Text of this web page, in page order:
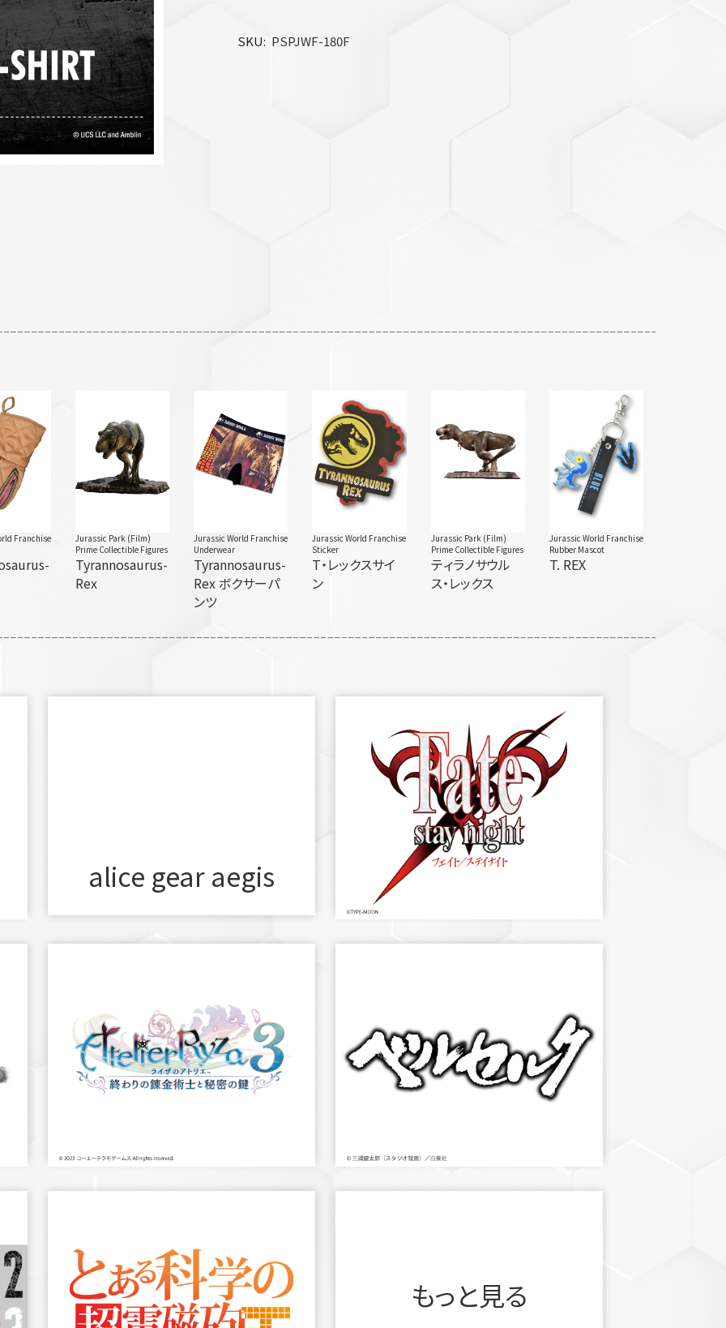
SKU PSPJWF-180F
Franchise
Jurassic Park (Film)
Prime Collectible Figures
Tyrannosaurus-
Rex
Jurassic World Franchise
Underwear
Tyrannosaurus-
Rex ボクサーパ
ンツ
Jurassic World Franchise
Sticker
T・レックスサイ
ン
Jurassic Park (Film)
Prime Collectible Figures
ティラノサウル
ス・レックス
Jurassic World Franchise
Rubber Mascot
T. REX
alice gear aegis
もっと見る